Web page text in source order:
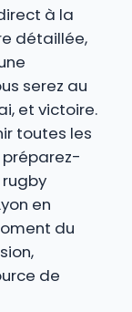
à la
détaillée,
serez au
et victoire.
toutes les
en
du
de